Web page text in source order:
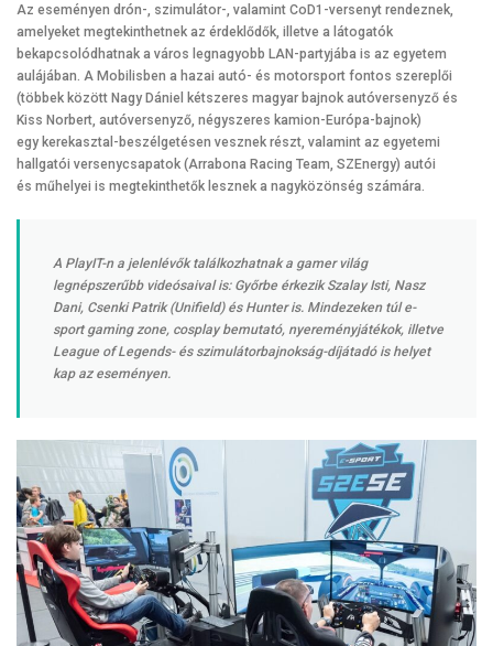
Az eseményen drón-, szimulátor-, valamint CoD1-versenyt rendeznek,
amelyeket megtekinthetnek az érdeklődők, illetve a látogatók
bekapcsolódhatnak a város legnagyobb LAN-partyjába is az egyetem
aulájában. A Mobilisben a hazai autó- és motorsport fontos szereplői
(többek között Nagy Dániel kétszeres magyar bajnok autóversenyző és
Kiss Norbert, autóversenyző, négyszeres kamion-Európa-bajnok)
egy kerekasztal-beszélgetésen vesznek részt, valamint az egyetemi
hallgatói versenycsapatok (Arrabona Racing Team, SZEnergy) autói
és műhelyei is megtekinthetők lesznek a nagyközönség számára.
A PlayIT-n a jelenlévők találkozhatnak a gamer világ
legnépszerűbb videósaival is: Győrbe érkezik Szalay Isti, Nasz
Dani, Csenki Patrik (Unifield) és Hunter is. Mindezeken túl e-
sport gaming zone, cosplay bemutató, nyereményjátékok, illetve
League of Legends- és szimulátorbajnokság-díjátadó is helyet
kap az eseményen.